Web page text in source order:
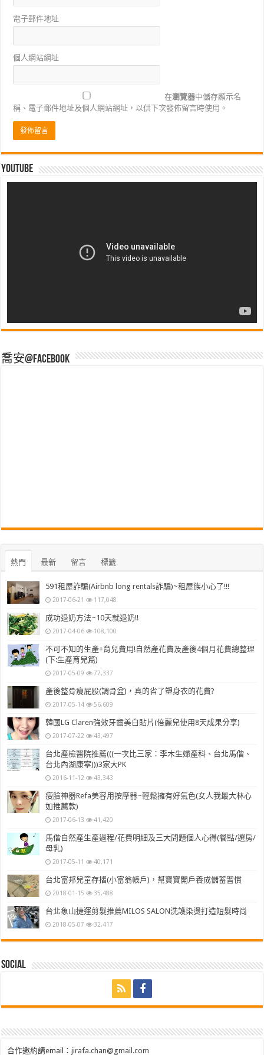
電子郵件地址
個人網站網址
在瀏覽器中儲存顯示名
稱、電子郵件地址及個人網站網址，以供下次發佈留言時使用。
Youtube
喬安@Facebook
熱門 最新 留言 標籤
591租屋詐騙(Airbnb long rentals詐騙)~租屋族小心了!!!
2017-06-21 117,048
成功退奶方法~10天就退奶!!
2017-04-06 108,100
不可不知的生產+育兒費用!自然產花費及產後4個月花費總整理
(下:生產育兒篇)
2017-05-09 77,337
產後整骨瘦屁股(調骨盆)，真的省了塑身衣的花費?
2017-05-14 56,609
韓國LG Claren強效牙齒美白貼片(倍麗兒使用8天成果分享)
2017-07-22 43,497
台北產檢醫院推薦(((一次比三家：李木生婦產科、台北馬偕、
台北內湖康寧)))3家大PK
2016-11-12 43,343
瘦臉神器Refa美容用按摩器~輕鬆擁有好氣色(女人我最大林心
如推薦款)
2017-06-13 41,420
馬偕自然產生產過程/花費明細及三大問題個人心得(餐點/選房/
母乳)
2017-05-11 40,171
台北富邦兒童存摺(小富翁帳戶)，幫寶寶開戶養成儲蓄習慣
2018-01-15 35,488
台北象山捷運剪髮推薦MILOS SALON洗護染燙打造短髮時尚
2018-05-07 32,417
Social
合作邀約請email：jirafa.chan@gmail.com